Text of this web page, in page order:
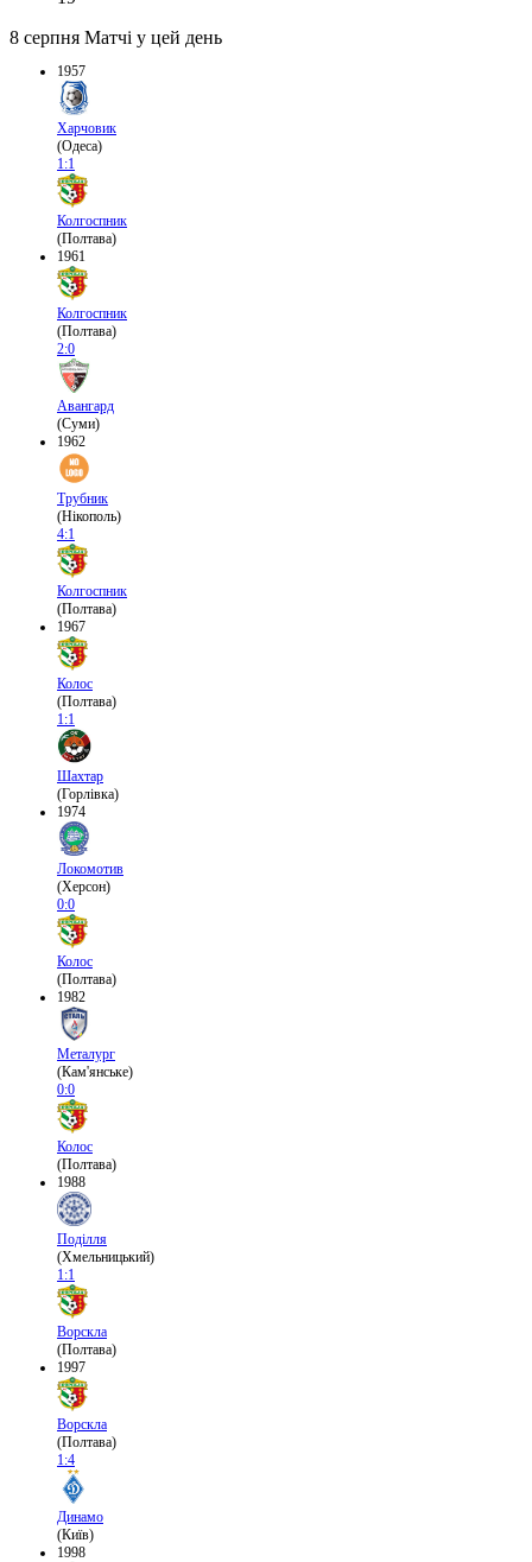
8 серпня Матчі у цей день
1957
Харчовик
(Одеса)
1:1
Колгоспник
(Полтава)
1961
Колгоспник
(Полтава)
2:0
Авангард
(Суми)
1962
Трубник
(Нікополь)
4:1
Колгоспник
(Полтава)
1967
Колос
(Полтава)
1:1
Шахтар
(Горлівка)
1974
Локомотив
(Херсон)
0:0
Колос
(Полтава)
1982
Металург
(Кам'янське)
0:0
Колос
(Полтава)
1988
Поділля
(Хмельницький)
1:1
Ворскла
(Полтава)
1997
Ворскла
(Полтава)
1:4
Динамо
(Київ)
1998